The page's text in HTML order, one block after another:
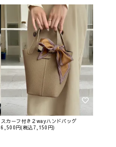
スカーフ付き２wayハンドバッグ
6,500円(税込7,150円)